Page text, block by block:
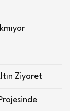
Ziyaret